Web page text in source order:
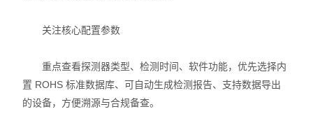
光谱仪
关注核心配置参数
重点查看探测器类型、检测时间、软件功能，优先选择内
置 ROHS 标准数据库、可自动生成检测报告、支持数据导出
的设备，方便溯源与合规备查。